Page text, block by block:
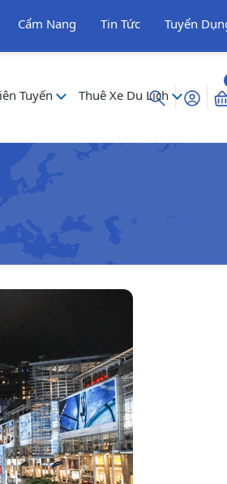
Cẩm Nang Tin Tức Tuyển
Tuyến Thuê Xe Du Lịch